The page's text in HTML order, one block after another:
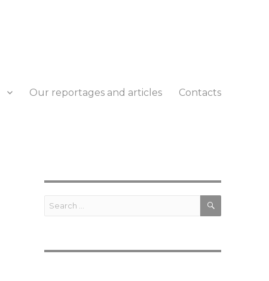
Our reportages and articles Contacts
Search
SEARCH